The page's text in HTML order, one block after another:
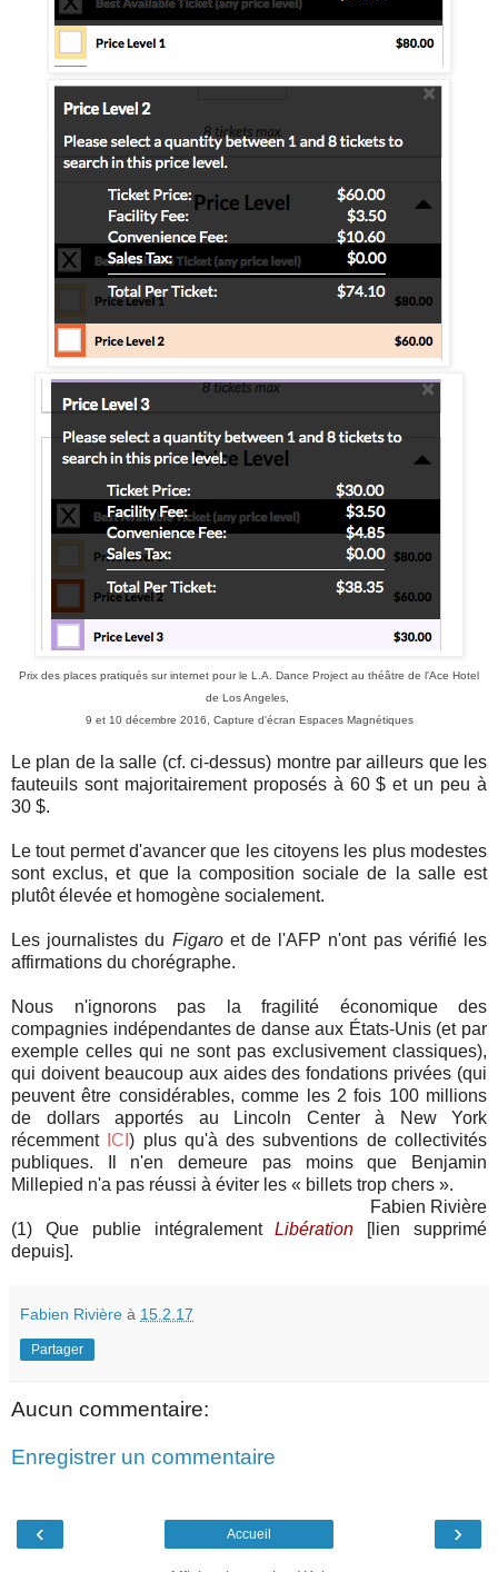
Prix des places pratiqués sur internet pour le L.A. Dance Project au théâtre de l'Ace Hotel
de Los Angeles,
9 et 10 décembre 2016, Capture d'écran Espaces Magnétiques
Le plan de la salle (cf. ci-dessus) montre par ailleurs que les
fauteuils sont majoritairement proposés à 60 $ et un peu à
30 $.
Le tout permet d'avancer que les citoyens les plus modestes
sont exclus, et que la composition sociale de la salle est
plutôt élevée et homogène socialement.
Les journalistes du Figaroet de l'AFP n'ont pas vérifié les
affirmations du chorégraphe.
Nous n'ignorons pas la fragilité économique des
compagnies indépendantes de danse aux États-Unis (et par
exemple celles qui ne sont pas exclusivement classiques),
qui doivent beaucoup aux aides des fondations privées (qui
peuvent être considérables, comme les 2 fois 100 millions
de dollars apportés au Lincoln Center à New York
récemment ICI) plus qu'à des subventions de collectivités
publiques. Il n'en demeure pas moins que Benjamin
Millepied n'a pas réussi à éviter les « billets trop chers ».
Fabien Rivière
(1) Que publie intégralementLibération [lien supprimé
depuis].
Fabien Rivière à 15.2.17
Partager
Aucun commentaire:
Enregistrer un commentaire
‹ ›
Accueil